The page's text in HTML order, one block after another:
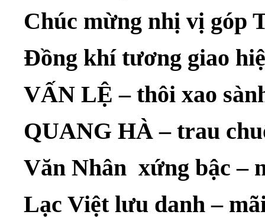
Chúc mừng nhị vị góp
Đồng khí tương giao
VẤN LỆ – thôi xao
QUANG HÀ – trau
Văn Nhân xứng bậc –
Lạc Việt lưu danh –